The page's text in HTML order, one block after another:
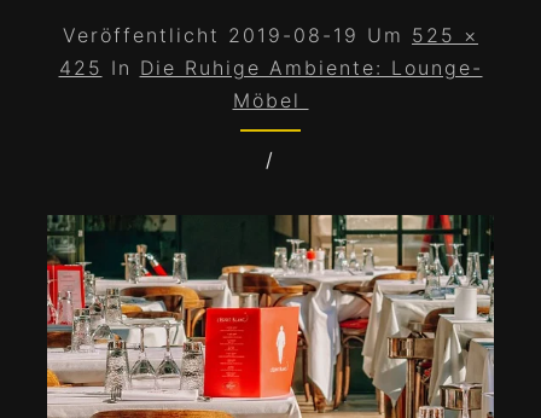
Veröffentlicht 2019-08-19 Um 525 ×
425 In Die Ruhige Ambiente: Lounge-
Möbel
/